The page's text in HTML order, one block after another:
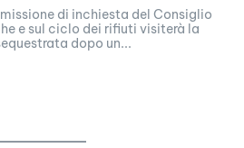
di inchiesta del Consiglio
e sul ciclo dei rifiuti visiterà la
dopo un...